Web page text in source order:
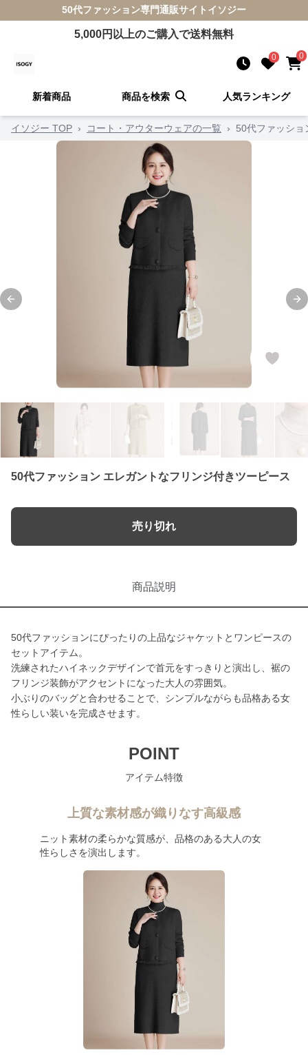
50代ファッション専門通販サイト イソジー
5,000円以上のご購入で送料無料
0 0
新着商品 商品を検索 人気ランキング
イソジー TOP › コート・アウターウェアの一覧 › 50代ファッシ
Previous slide
50代ファッション エレガントなフリンジ付きツーピース
売り切れ
商品説明
50代ファッションにぴったりの上品なジャケットとワンピースの
セットアイテム。
洗練されたハイネックデザインで首元をすっきりと演出し、裾の
フリンジ装飾がアクセントになった大人の雰囲気。
小ぶりのバッグと合わせることで、シンプルながらも品格ある女
性らしい装いを完成させます。
POINT
アイテム特徴
上質な素材感が織りなす高級感
ニット素材の柔らかな質感が、品格のある大人の女
性らしさを演出します。